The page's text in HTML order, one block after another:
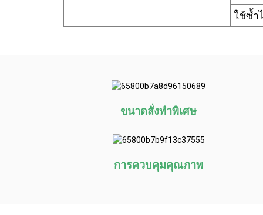
ใช้ซ้ำ
ขนาดสั่งทำพิเศษ
การควบคุมคุณภาพ